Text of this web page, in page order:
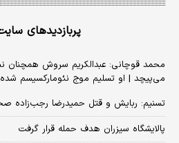
پربازدیدهای
محمد قوچانی: عبدالکریم سروش همچنان
می‌پیچد | او تسلیم موج نئومارکسیسم
تسنیم: ربایش و قتل حمیدرضا رجب‌زاده
پالایشگاه سیزران هدف حمله قرار گرفت